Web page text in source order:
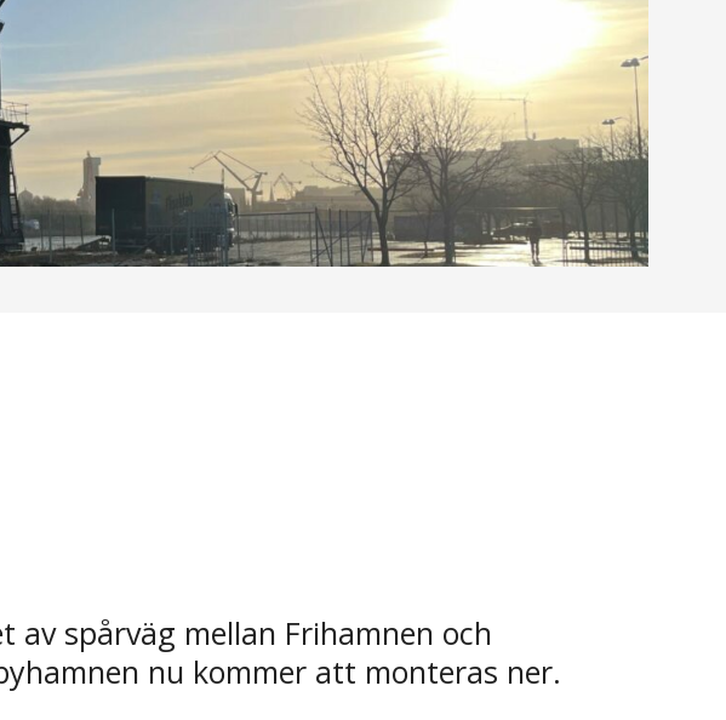
spårväg mellan Frihamnen och
nu kommer att monteras ner.